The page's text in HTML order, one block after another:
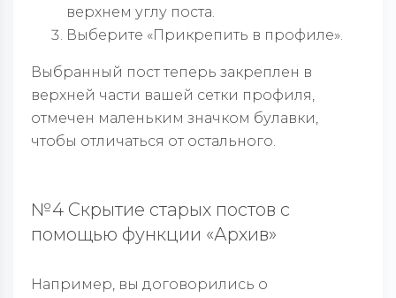
верхнем углу поста.
Выберите «Прикрепить в профиле».
Выбранный пост теперь закреплен в
верхней части вашей сетки профиля,
отмечен маленьким значком булавки,
чтобы отличаться от остального.
№4 Скрытие старых постов с
помощью функции «Архив»
Например, вы договорились о